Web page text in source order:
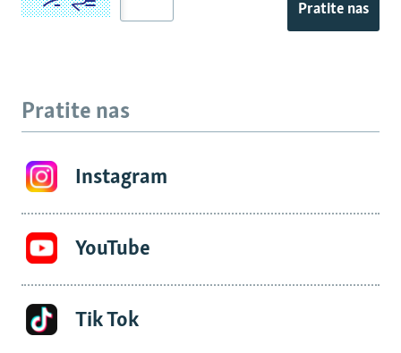
Pratite nas
Pratite nas
Instagram
YouTube
Tik Tok